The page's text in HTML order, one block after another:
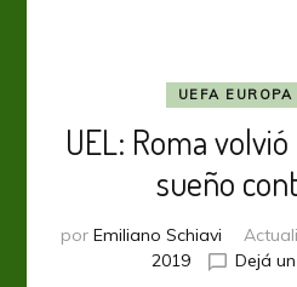
UEFA
UEL: Roma
sueño
por Emiliano Schiavi
2019
Dejá